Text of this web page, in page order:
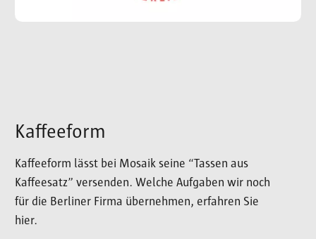
Kaffeeform
Kaffeeform lässt bei Mosaik seine “Tassen aus
Kaffeesatz” versenden. Welche Aufgaben wir noch
für die Berliner Firma übernehmen, erfahren Sie
hier.